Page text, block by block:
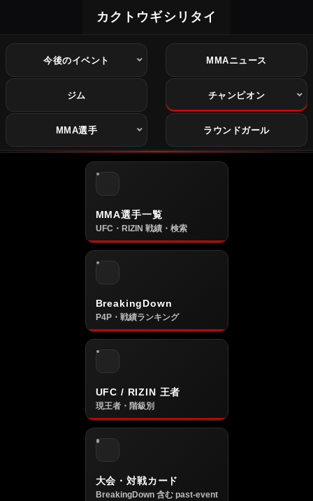
カクトウギシリタイ
今後のイベント MMAニュース
ジム チャンピオン
MMA選手 ラウンドガール
MMA選手一覧
UFC・RIZIN 戦績・検索
BreakingDown
P4P・戦績ランキング
UFC / RIZIN 王者
現王者・階級別
大会・対戦カード
BreakingDown 含む past-event